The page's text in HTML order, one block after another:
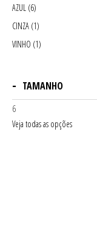
AZUL (6)
CINZA (1)
VINHO (1)
TAMANHO
6
Veja todas as opções